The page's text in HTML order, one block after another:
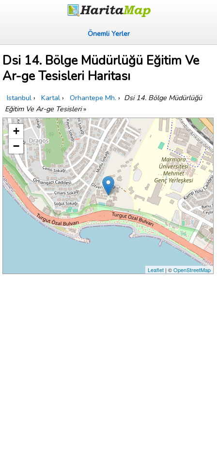
Önemli Yerler
Dsi 14. Bölge Müdürlüğü Eğitim Ve
Ar-ge Tesisleri Haritası
Istanbul › Kartal › Orhantepe Mh. › Dsi 14. Bölge Müdürlüğü
Eğitim Ve Ar-ge Tesisleri»
+
−
Leaflet| ©OpenStreetMap